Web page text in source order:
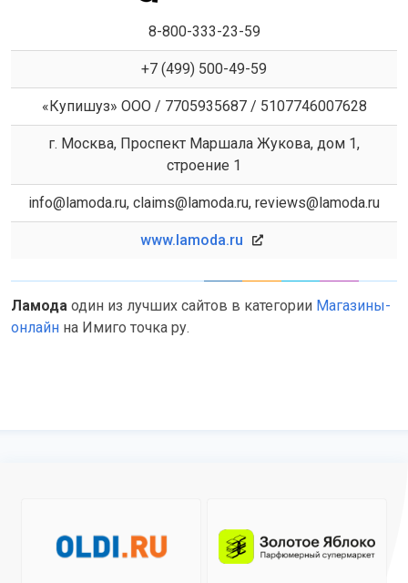
8-800-333-23-59
+7 (499) 500-49-59
«Купишуз» ООО / 7705935687 / 5107746007628
г. Москва, Проспект Маршала Жукова, дом 1,
строение 1
info@lamoda.ru, claims@lamoda.ru, reviews@lamoda.ru
www.lamoda.ru
Ламода один из лучших сайтов в категории Магазины-
онлайн на Имиго точка ру.